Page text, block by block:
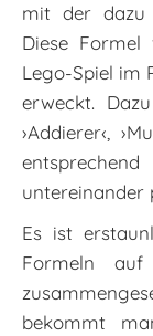
mit der dazu
Diese
Lego-Spiel im
erweckt.
›Addierer‹,
untereinander
Es ist
Formeln
bekommt